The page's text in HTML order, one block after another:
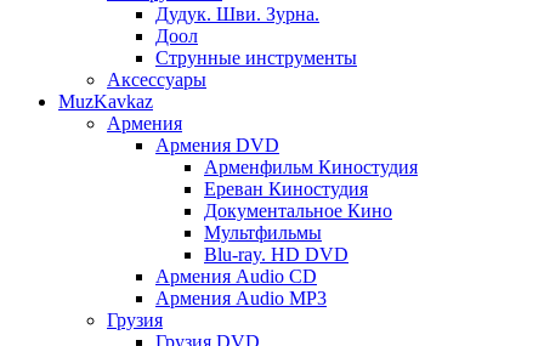
Дудук. Шви. Зурна.
Доол
Струнные инструменты
Аксессуары
MuzKavkaz
Армения
Армения DVD
Арменфильм Киностудия
Ереван Киностудия
Документальное Кино
Мультфильмы
Blu-ray. HD DVD
Армения Audio CD
Армения Audio MP3
Грузия
Грузия DVD